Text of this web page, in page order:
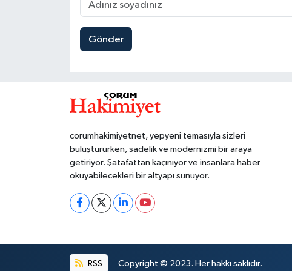
Gönder
corumhakimiyetnet, yepyeni temasıyla sizleri
buluştururken, sadelik ve modernizmi bir araya
getiriyor. Şatafattan kaçınıyor ve insanlara haber
okuyabilecekleri bir altyapı sunuyor.
RSS Copyright © 2023. Her hakkı saklıdır.